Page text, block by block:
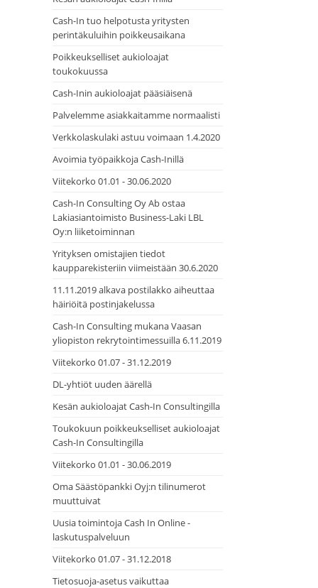
Cash-In tuo helpotusta yritysten
perintäkuluihin poikkeusaikana
Poikkeukselliset aukioloajat
toukokuussa
Cash-Inin aukioloajat pääsiäisenä
Palvelemme asiakkaitamme normaalisti
Verkkolaskulaki astuu voimaan 1.4.2020
Avoimia työpaikkoja Cash-Inillä
Viitekorko 01.01 - 30.06.2020
Cash-In Consulting Oy Ab ostaa
Lakiasiantoimisto Business-Laki LBL
Oy:n liiketoiminnan
Yrityksen omistajien tiedot
kaupparekisteriin viimeistään 30.6.2020
11.11.2019 alkava postilakko aiheuttaa
häiriöitä postinjakelussa
Cash-In Consulting mukana Vaasan
yliopiston rekrytointimessuilla 6.11.2019
Viitekorko 01.07 - 31.12.2019
DL-yhtiöt uuden äärellä
Kesän aukioloajat Cash-In Consultingilla
Toukokuun poikkeukselliset aukioloajat
Cash-In Consultingilla
Viitekorko 01.01 - 30.06.2019
Oma Säästöpankki Oyj:n tilinumerot
muuttuivat
Uusia toimintoja Cash In Online -
laskutuspalveluun
Viitekorko 01.07 - 31.12.2018
Tietosuoja-asetus vaikuttaa